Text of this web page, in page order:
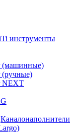
инструменты
(машинные)
(ручные)
NEXT
Каналонаполнители